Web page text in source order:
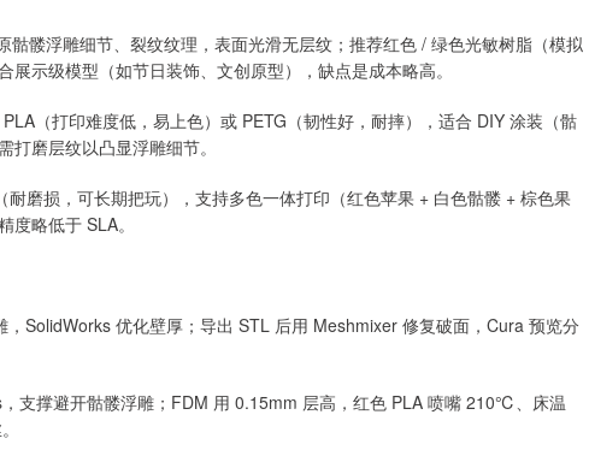
髅浮雕细节、裂纹纹理，表面光滑无层纹；推荐红色 / 绿色光敏树脂（模拟
示级模型（如节日装饰、文创原型），缺点是成本略高。
（打印难度低，易上色）或 PETG（韧性好，耐摔），适合 DIY 涂装（骷
磨层纹以凸显浮雕细节。
磨损，可长期把玩），支持多色一体打印（红色苹果 + 白色骷髅 + 棕色果
略低于 SLA。
SolidWorks 优化壁厚；导出 STL 后用 Meshmixer 修复破面，Cura 预览分
支撑避开骷髅浮雕；FDM 用 0.15mm 层高，红色 PLA 喷嘴 210℃、床温